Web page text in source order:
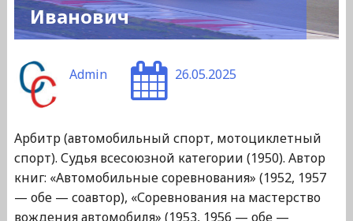
Иванович
Admin 26.05.2025
Арбитр (автомобильный спорт, мотоциклетный
спорт). Судья всесоюзной категории (1950). Автор
книг: «Автомобильные соревнования» (1952, 1957
— обе — соавтор), «Соревнования на мастерство
вождения автомобиля» (1953, 1956 — обе —